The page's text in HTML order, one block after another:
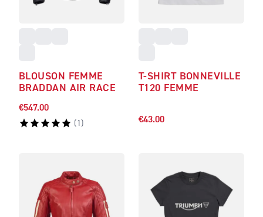
BLOUSON FEMME
BRADDAN AIR RACE
€547.00
( 1 )
T-SHIRT BONNEVILLE
T120 FEMME
€43.00